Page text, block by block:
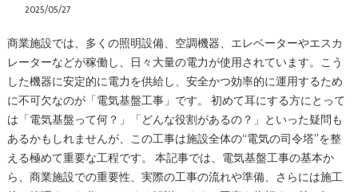
2025/05/27
商業施設では、多くの照明設備、空調機器、エレベーターやエスカ
レーターなどが稼働し、日々大量の電力が使用されています。こう
した機器に安定的に電力を供給し、安全かつ効率的に運用するため
に不可欠なのが「電気基盤工事」です。 初めて耳にする方にとって
は「電気基盤って何？」「どんな役割があるの？」といった疑問も
あるかもしれませんが、この工事は施設全体の“電気の司令塔”を整
える極めて重要な工程です。 本記事では、電気基盤工事の基本か
ら、商業施設での重要性、実際の工事の流れや準備、さらには施工